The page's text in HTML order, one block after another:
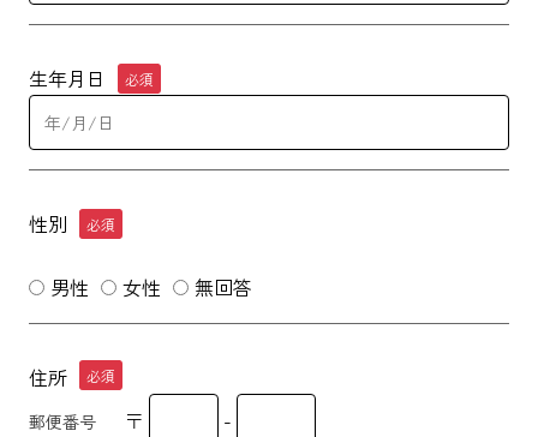
生年月日 必須
性別 必須
男性 女性 無回答
住所 必須
郵便番号 〒 -